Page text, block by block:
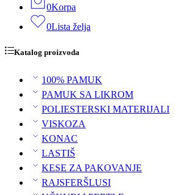
0Korpa
0Lista želja
Katalog proizvoda
100% PAMUK
PAMUK SA LIKROM
POLIESTERSKI MATERIJALI
VISKOZA
KONAC
LASTIŠ
KESE ZA PAKOVANJE
RAJSFERŠLUSI